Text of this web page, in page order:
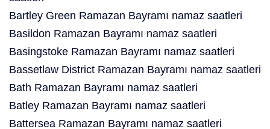
Bartley Green Ramazan Bayramı namaz saatleri
Basildon Ramazan Bayramı namaz saatleri
Basingstoke Ramazan Bayramı namaz saatleri
Bassetlaw District Ramazan Bayramı namaz saatleri
Bath Ramazan Bayramı namaz saatleri
Batley Ramazan Bayramı namaz saatleri
Battersea Ramazan Bayramı namaz saatleri